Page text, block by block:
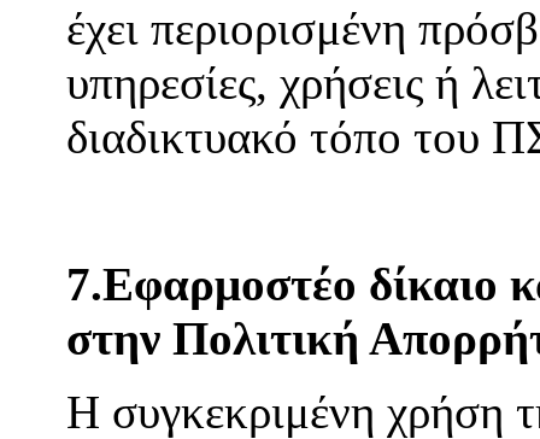
έχει περιορισμένη
υπηρεσίες, χρήσεις ή
διαδικτυακό τόπο
7.Εφαρμοστέο δίκαιο
στην Πολιτική
Η συγκεκριμένη χρήση